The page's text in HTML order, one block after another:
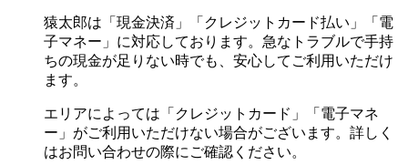
猿太郎は「現金決済」「クレジットカード払い」「電
子マネー」に対応しております。急なトラブルで手持
ちの現金が足りない時でも、安心してご利用いただけ
ます。
エリアによっては「クレジットカード」「電子マネ
ー」がご利用いただけない場合がございます。詳しく
はお問い合わせの際にご確認ください。